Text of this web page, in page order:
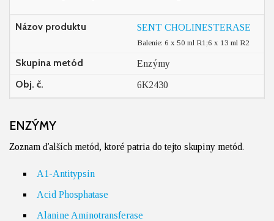
Názov produktu SENT CHOLINESTERASE
Balenie: 6 x 50 ml R1;6 x 13 ml R2
Skupina metód Enzýmy
Obj. č. 6K2430
ENZÝMY
Zoznam ďalších metód, ktoré patria do tejto skupiny metód.
A1-Antitypsin
Acid Phosphatase
Alanine Aminotransferase